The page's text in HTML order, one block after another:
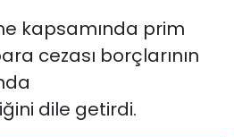
kapsamında prim
cezası borçlarının
dile getirdi.